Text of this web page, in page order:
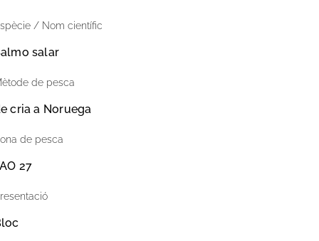
/ Nom científic
salar
de pesca
cria a Noruega
de pesca
27